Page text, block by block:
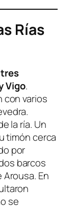
Rías
Vigo.
con varios
la ría. Un
timón cerca
por
barcos
En
se